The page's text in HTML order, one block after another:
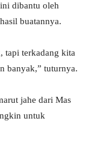
dibantu oleh
buatannya.
tapi terkadang kita
banyak,” tuturnya.
jahe dari Mas
untuk